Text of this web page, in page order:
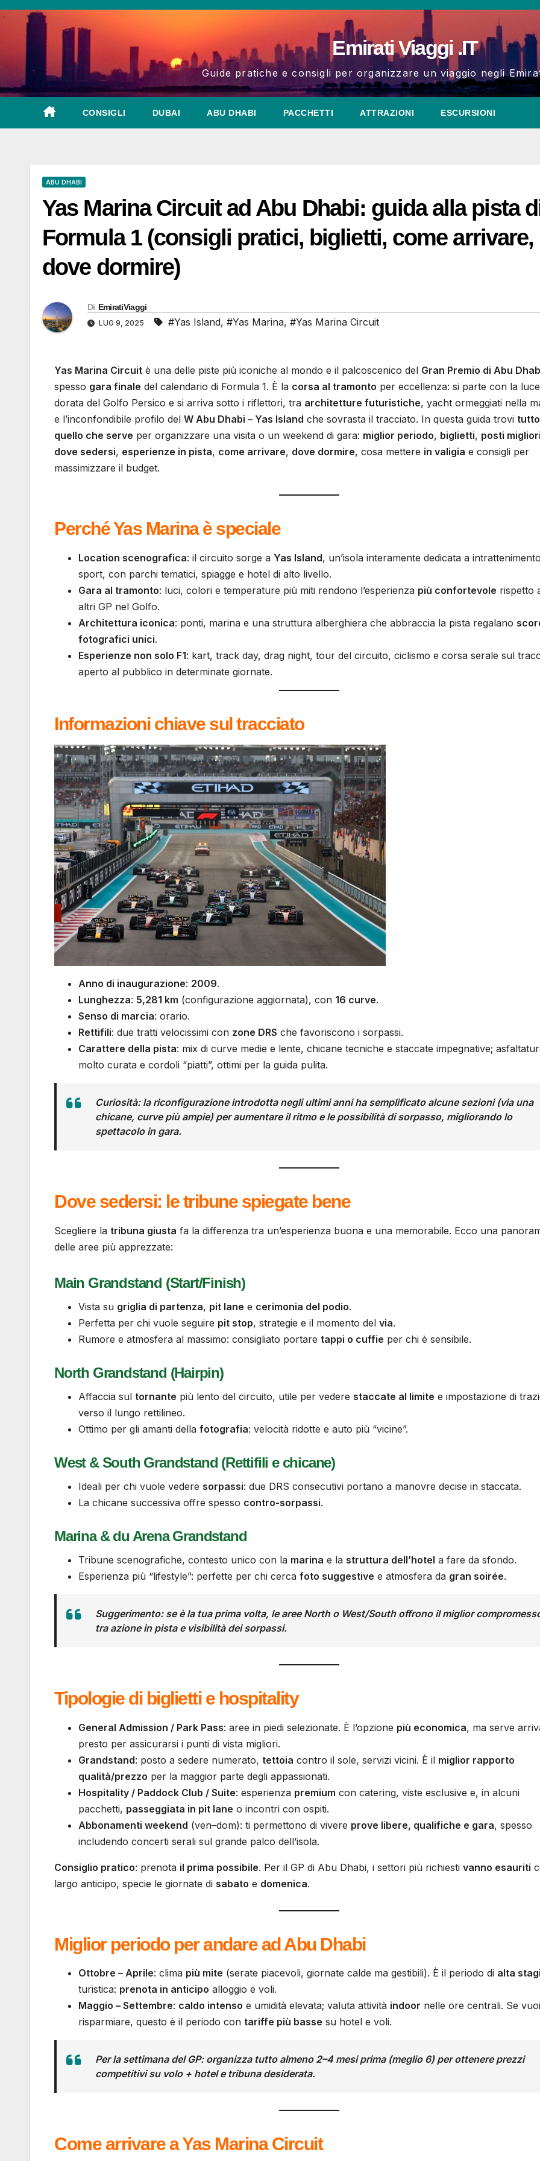
Salta
contenuto
Emirati Viaggi .IT
Guide pratiche e consigli per organizzare un viaggio negli
CONSIGLI DUBAI ABU DHABI PACCHETTI ATTRAZIONI ESCURSIONI
ABU DHABI
Yas Marina Circuit ad Abu Dhabi: guida alla pista
Formula 1 (consigli pratici, biglietti, come arrivare,
dove dormire)
Di EmiratiViaggi
LUG 9, 2025 #Yas Island, #Yas Marina, #Yas Marina Circuit
Yas Marina Circuit è una delle piste più iconiche al mondo e il palcoscenico del Gran Premio di Abu
spesso gara finale del calendario di Formula 1. È la corsa al tramonto per eccellenza: si parte con la luce
dorata del Golfo Persico e si arriva sotto i riflettori, tra architetture futuristiche, yacht ormeggiati nella
e l’inconfondibile profilo del W Abu Dhabi – Yas Island che sovrasta il tracciato. In questa guida trovi tutto
quello che serve per organizzare una visita o un weekend di gara: miglior periodo, biglietti, posti
dove sedersi, esperienze in pista, come arrivare, dove dormire, cosa mettere in valigia e consigli per
massimizzare il budget.
Perché Yas Marina è speciale
Location scenografica: il circuito sorge a Yas Island, un’isola interamente dedicata a
sport, con parchi tematici, spiagge e hotel di alto livello.
Gara al tramonto: luci, colori e temperature più miti rendono l’esperienza più confortevole rispetto
altri GP nel Golfo.
Architettura iconica: ponti, marina e una struttura alberghiera che abbraccia la pista regalano
fotografici unici.
Esperienze non solo F1: kart, track day, drag night, tour del circuito, ciclismo e corsa serale sul
aperto al pubblico in determinate giornate.
Informazioni chiave sul tracciato
Anno di inaugurazione: 2009.
Lunghezza: 5,281 km (configurazione aggiornata), con 16 curve.
Senso di marcia: orario.
Rettifili: due tratti velocissimi con zone DRS che favoriscono i sorpassi.
Carattere della pista: mix di curve medie e lente, chicane tecniche e staccate impegnative;
molto curata e cordoli “piatti”, ottimi per la guida pulita.
Curiosità: la riconfigurazione introdotta negli ultimi anni ha semplificatoalcune sezioni (via una
chicane, curve più ampie) per aumentare il ritmo e le possibilità di sorpasso, migliorando lo
spettacolo in gara.
Dove sedersi: le tribune spiegate bene
Scegliere la tribuna giusta fa la differenza tra un’esperienza buona e una memorabile. Ecco una
delle aree più apprezzate:
Main Grandstand (Start/Finish)
Vista su griglia di partenza, pit lane e cerimonia del podio.
Perfetta per chi vuole seguire pit stop, strategie e il momento del via.
Rumore e atmosfera al massimo: consigliato portare tappi o cuffie per chi è sensibile.
North Grandstand (Hairpin)
Affaccia sul tornante più lento del circuito, utile per vedere staccate al limite e impostazione di
verso il lungo rettilineo.
Ottimo per gli amanti della fotografia: velocità ridotte e auto più “vicine”.
West & South Grandstand (Rettifili e chicane)
Ideali per chi vuole vedere sorpassi: due DRS consecutivi portano a manovre decise in staccata.
La chicane successiva offre spesso contro-sorpassi.
Marina & du Arena Grandstand
Tribune scenografiche, contesto unico con la marina e la struttura dell’hotel a fare da sfondo.
Esperienza più “lifestyle”: perfette per chi cerca foto suggestive e atmosfera da gran soirée.
Suggerimento: se è la tua prima volta, le aree Northo West/Southoffrono il miglior
tra azione in pistae visibilitàdei sorpassi.
Tipologie di biglietti e hospitality
General Admission / Park Pass: aree in piedi selezionate. È l’opzione più economica, ma serve
presto per assicurarsi i punti di vista migliori.
Grandstand: posto a sedere numerato, tettoia contro il sole, servizi vicini. È il miglior rapporto
qualità/prezzo per la maggior parte degli appassionati.
Hospitality / Paddock Club / Suite: esperienza premium con catering, viste esclusive e, in alcuni
pacchetti, passeggiata in pit lane o incontri con ospiti.
Abbonamenti weekend (ven–dom): ti permettono di vivere prove libere, qualifiche e gara, spesso
includendo concerti serali sul grande palco dell’isola.
Consiglio pratico: prenota il prima possibile. Per il GP di Abu Dhabi, i settori più richiesti vanno esauriti
largo anticipo, specie le giornate di sabato e domenica.
Miglior periodo per andare ad Abu Dhabi
Ottobre – Aprile: clima più mite (serate piacevoli, giornate calde ma gestibili). È il periodo di alta
turistica: prenota in anticipo alloggio e voli.
Maggio – Settembre: caldo intenso e umidità elevata; valuta attività indoor nelle ore centrali. Se vuoi
risparmiare, questo è il periodo con tariffe più basse su hotel e voli.
Per la settimana del GP: organizza tutto almeno 2–4 mesi prima(meglio 6) per ottenere prezzi
competitivisu volo + hotele tribunadesiderata.
Come arrivare a Yas Marina Circuit